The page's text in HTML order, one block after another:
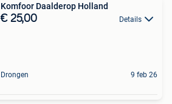
Komfoor Daalderop Holland
€ 25,00 Details
Drongen 9 feb 26